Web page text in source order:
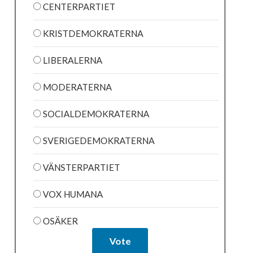
CENTERPARTIET
KRISTDEMOKRATERNA
LIBERALERNA
MODERATERNA
SOCIALDEMOKRATERNA
SVERIGEDEMOKRATERNA
VÄNSTERPARTIET
VOX HUMANA
OSÄKER